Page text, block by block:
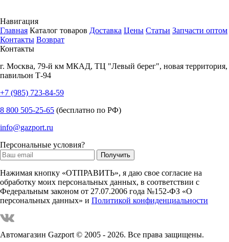
Навигация
Главная Каталог товаров Доставка Цены Статьи Запчасти оптом
Контакты Возврат
Контакты
г. Москва, 79-й км МКАД, ТЦ "Левый берег", новая территория,
павильон Т-94
+7 (985) 723-84-59
8 800 505-25-65 (бесплатно по РФ)
info@gazport.ru
Персональные условия?
Нажимая кнопку «ОТПРАВИТЬ», я даю свое согласие на
обработку моих персональных данных, в соответствии с
Федеральным законом от 27.07.2006 года №152-ФЗ «О
персональных данных» и Политикой конфиденциальности
Автомагазин Gazport© 2005 - 2026. Все права защищены.